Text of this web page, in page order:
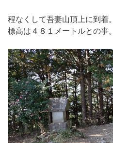
程なくして吾妻山頂上に到着。
標高は４８１メートルとの事。